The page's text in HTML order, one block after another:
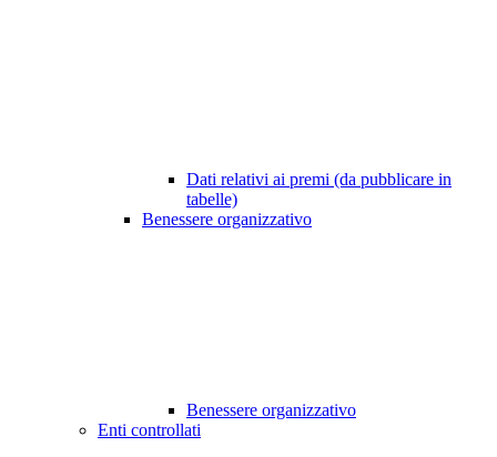
Dati relativi ai premi (da pubblicare in
tabelle)
Benessere organizzativo
Benessere organizzativo
Enti controllati